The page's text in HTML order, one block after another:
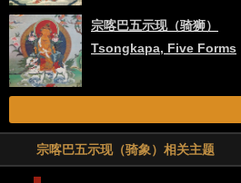
宗喀巴五示现（骑狮）
Tsongkapa, Five Forms
宗喀巴五示现（骑象）相关主题